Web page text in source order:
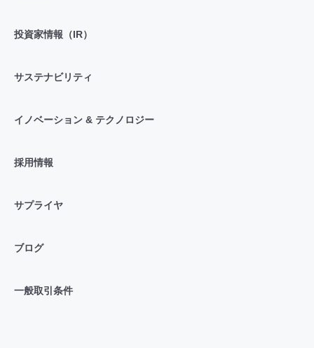
投資家情報（IR）
サステナビリティ
イノベーション & テクノロジー
採用情報
サプライヤ
ブログ
一般取引条件